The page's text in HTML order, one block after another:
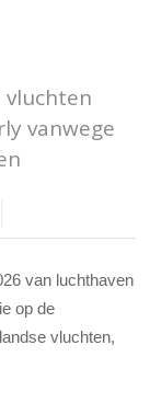
vluchten
vanwege
van luchthaven
op de
vluchten,